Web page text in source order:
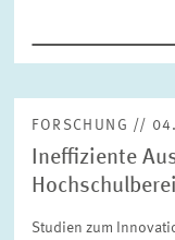
Monat
Bitte wählen Sie
FORSCHUNG //
Ineffiziente
Studien zum